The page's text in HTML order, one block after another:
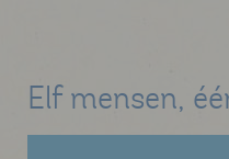
Elf mensen,